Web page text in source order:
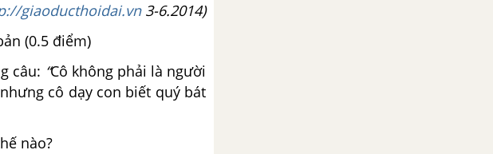
giaoducthoidai.vn3-6.2014)
(0.5 điểm)
câu: “Cô không phải là người
cô dạy con biết quý bát
nào?